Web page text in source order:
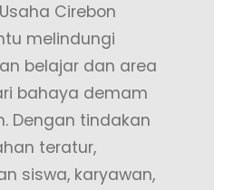
Cirebon
melindungi
belajar dan area
bahaya demam
Dengan tindakan
teratur,
siswa, karyawan,